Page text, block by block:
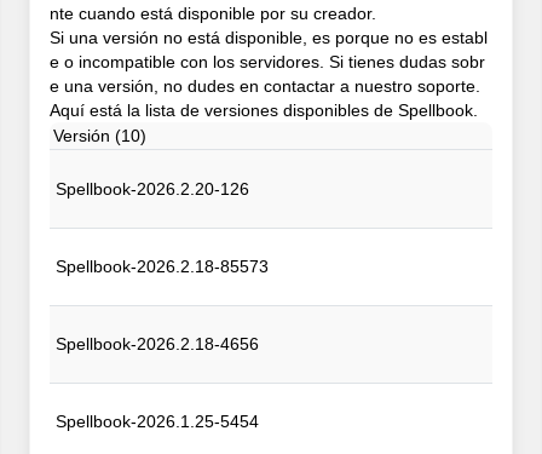
nte cuando está disponible por su creador.
Si una versión no está disponible, es porque no es establ
e o incompatible con los servidores. Si tienes dudas sobr
e una versión, no dudes en contactar a nuestro soporte.
Aquí está la lista de versiones disponibles de Spellbook.
Versión (10)
Spellbook-2026.2.20-126
Spellbook-2026.2.18-85573
Spellbook-2026.2.18-4656
Spellbook-2026.1.25-5454